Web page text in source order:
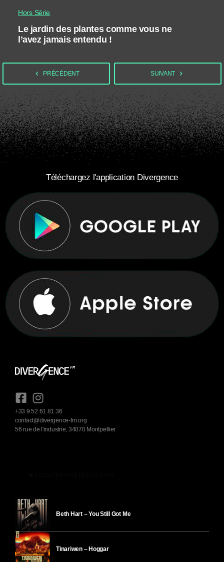
Hors Série
Le jardin des plantes comme vous ne
l’avez jamais entendu !
navigate_before PRÉCÉDENT SUIVANT navigate_next
Téléchargez l'application Divergence
+33 9 52 61 81 36
contact@divergence-fm.org
56 rue de l'industrie, 34070 Montpellier
Beth Hart – You Still Got Me
Tinariwen – Hoggar